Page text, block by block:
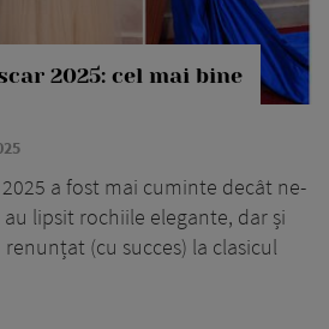
2025: cel mai bine
a fost mai cuminte decât ne-
lipsit rochiile elegante, dar și
(cu succes) la clasicul